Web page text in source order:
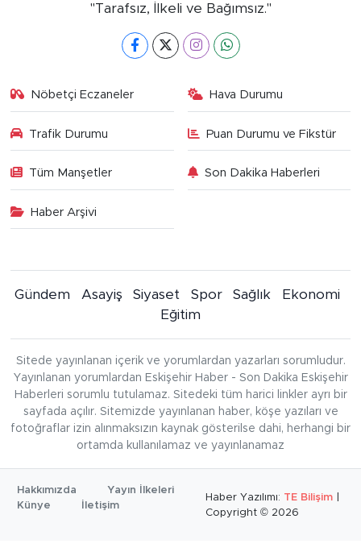
"Tarafsız, İlkeli ve Bağımsız."
Nöbetçi Eczaneler Hava Durumu
Trafik Durumu Puan Durumu ve Fikstür
Tüm Manşetler Son Dakika Haberleri
Haber Arşivi
Gündem Asayiş Siyaset Spor Sağlık
Ekonomi
Eğitim
Sitede yayınlanan içerik ve yorumlardan yazarları sorumludur.
Yayınlanan yorumlardan Eskişehir Haber - Son Dakika Eskişehir
Haberleri sorumlu tutulamaz. Sitedeki tüm harici linkler ayrı bir
sayfada açılır. Sitemizde yayınlanan haber, köşe yazıları ve
fotoğraflar izin alınmaksızın kaynak gösterilse dahi, herhangi bir
ortamda kullanılamaz ve yayınlanamaz
Hakkımızda
Yayın İlkeleri
Künye
İletişim
Haber Yazılımı: TE Bilişim
Copyright © 2026